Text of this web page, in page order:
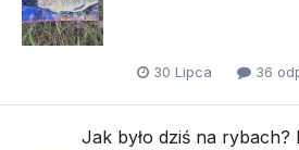
30 Lipca 36
Jak było dziś na rybach?